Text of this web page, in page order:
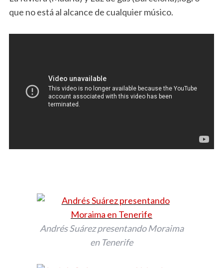
que no está al alcance de cualquier músico.
Andrés Suárez presentando Moraima
en Tenerife